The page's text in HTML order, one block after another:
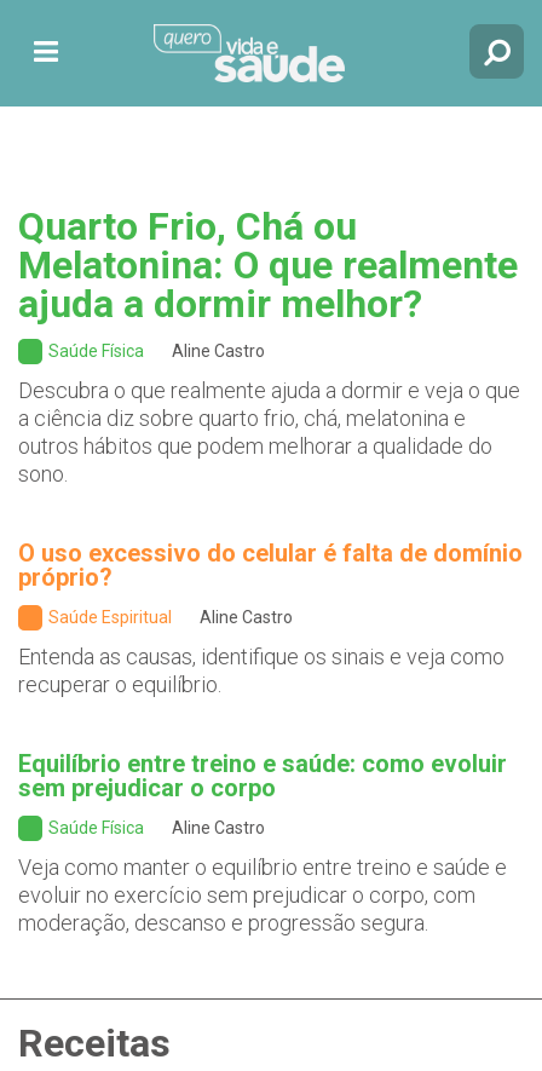
Quarto Frio, Chá ou
Melatonina: O que realmente
ajuda a dormir melhor?
Saúde Física Aline Castro
Descubra o que realmente ajuda a dormir e veja o que
a ciência diz sobre quarto frio, chá, melatonina e
outros hábitos que podem melhorar a qualidade do
sono.
O uso excessivo do celular é falta de domínio
próprio?
Saúde Espiritual Aline Castro
Entenda as causas, identifique os sinais e veja como
recuperar o equilíbrio.
Equilíbrio entre treino e saúde: como evoluir
sem prejudicar o corpo
Saúde Física Aline Castro
Veja como manter o equilíbrio entre treino e saúde e
evoluir no exercício sem prejudicar o corpo, com
moderação, descanso e progressão segura.
Receitas